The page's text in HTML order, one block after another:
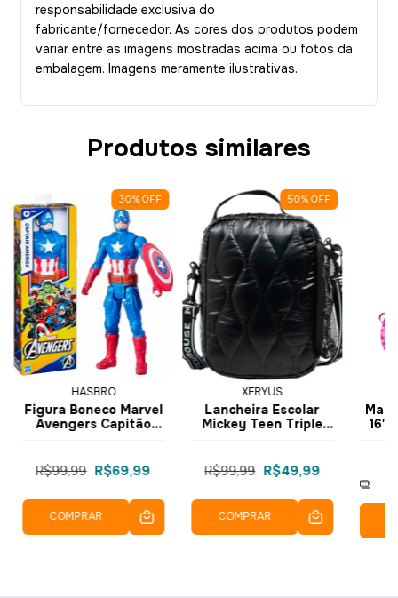
responsabilidade exclusiva do
fabricante/fornecedor. As cores dos produtos podem
variar entre as imagens mostradas acima ou fotos da
embalagem. Imagens meramente ilustrativas.
Produtos similares
30%OFF
HASBRO
Figura Boneco Marvel
Avengers Capitão
R$99,99 R$69,99
COMPRAR
50%OFF
XERYUS
Lancheira Escolar
Mickey Teen Triple
R$99,99 R$49,99
COMPRAR
16"